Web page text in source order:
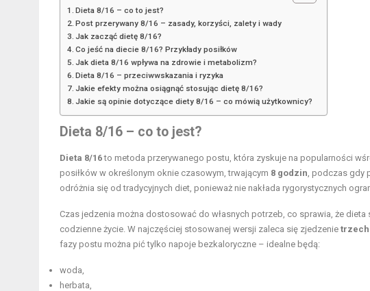
Dieta 8/16 – co to jest?
Post przerywany 8/16 – zasady, korzyści, zalety i wady
Jak zacząć dietę 8/16?
Co jeść na diecie 8/16? Przykłady posiłków
Jak dieta 8/16 wpływa na zdrowie i metabolizm?
Dieta 8/16 – przeciwwskazania i ryzyka
Jakie efekty można osiągnąć stosując dietę 8/16?
Jakie są opinie dotyczące diety 8/16 – co mówią użytkownicy?
Dieta 8/16 – co to jest?
Dieta 8/16to metoda przerywanego postu, która zyskuje na popularności
posiłków w określonym oknie czasowym, trwającym 8 godzin , podczas gdy
odróżnia się od tradycyjnych diet, ponieważ nie nakłada rygorystycznych
Czas jedzenia można dostosować do własnych potrzeb, co sprawia, że
codzienne życie. W najczęściej stosowanej wersji zaleca się zjedzenie trzech
fazy postu można pić tylko napoje bezkaloryczne – idealne będą:
woda,
herbata,